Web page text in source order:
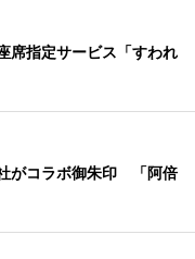
席指定サービス「すわれ
がコラボ御朱印 「阿倍